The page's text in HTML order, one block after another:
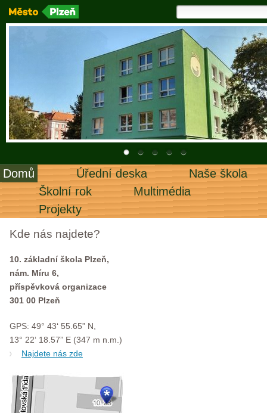
Domů Úřední deska
Naše škola
Školní rok
Multimédia
Projekty
Kde nás najdete?
10. základní škola Plzeň,
nám. Míru 6,
příspěvková organizace
301 00 Plzeň
GPS: 49° 43‘ 55.65” N,
13° 22‘ 18.57” E (347 m n.m.)
Najdete nás zde